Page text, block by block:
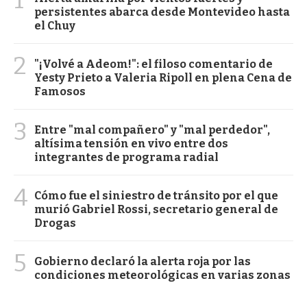
persistentes abarca desde Montevideo hasta
el Chuy
2
"¡Volvé a Adeom!": el filoso comentario de
Yesty Prieto a Valeria Ripoll en plena Cena de
Famosos
3
Entre "mal compañero" y "mal perdedor",
altísima tensión en vivo entre dos
integrantes de programa radial
4 Cómo fue el siniestro de tránsito por el que
murió Gabriel Rossi, secretario general de
Drogas
5
Gobierno declaró la alerta roja por las
condiciones meteorológicas en varias zonas